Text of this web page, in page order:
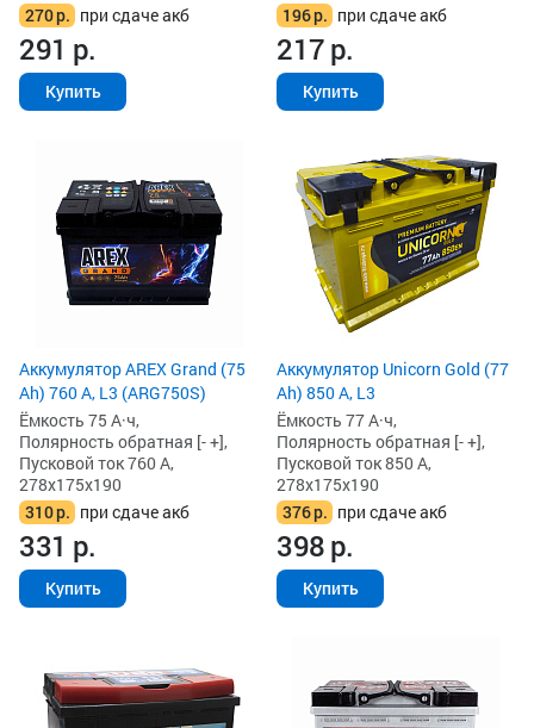
270р. при сдаче акб
291 р.
Купить
196р. при сдаче акб
217р.
Купить
Аккумулятор AREX Grand (75
Ah) 760 А, L3 (ARG750S)
Ёмкость 75 А·ч,
Полярность обратная [- +],
Пусковой ток 760 А,
278x175x190
310р. при сдаче акб
331 р.
Купить
Аккумулятор Unicorn Gold (77
Ah) 850 А, L3
Ёмкость 77 А·ч,
Полярность обратная [- +],
Пусковой ток 850 А,
278x175x190
376р. при сдаче акб
398р.
Купить